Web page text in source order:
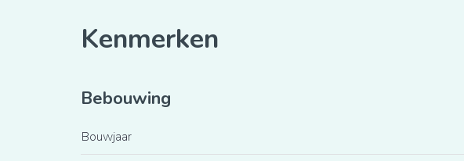
Kenmerken
Bebouwing
Bouwjaar